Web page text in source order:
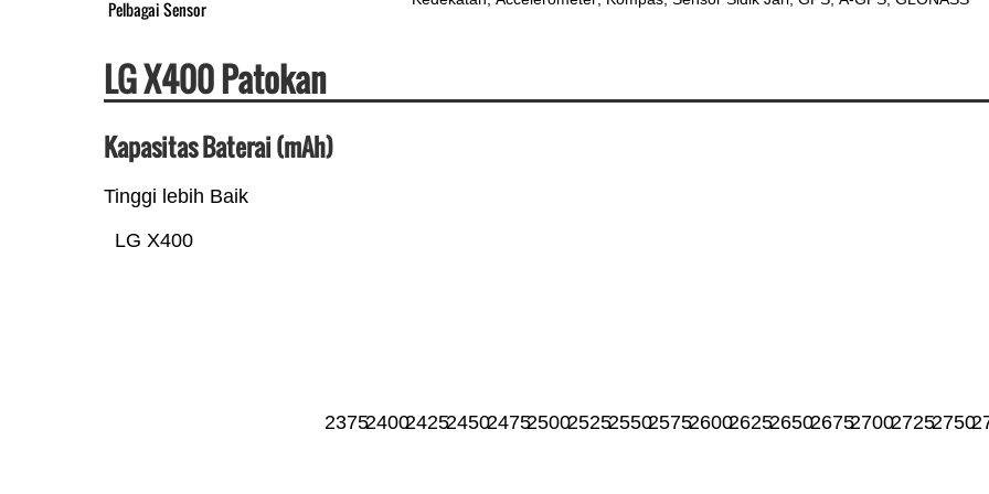
Pelbagai Sensor
LG X400 Patokan
Kapasitas Baterai (mAh)
Tinggi lebih Baik
LG X400
2375240024252450247525002525255025752600262526502675270027252750